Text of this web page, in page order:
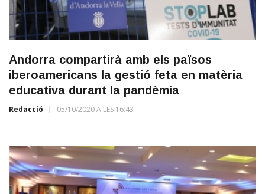
Andorra compartirà amb els països
iberoamericans la gestió feta en matèria
educativa durant la pandèmia
Redacció 05/10/2020 A LES 16:43